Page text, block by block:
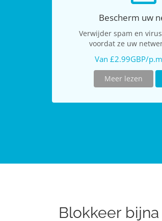
Bescherm uw
Verwijder spam en
voordat ze uw
Van £2.99GBP/
Meer lezen
Blokkeer